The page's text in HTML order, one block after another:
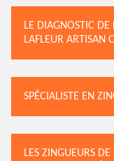
LE DIAGNOSTIC DE
LAFLEUR ARTISAN
SPÉCIALISTE EN
LES ZINGUEURS